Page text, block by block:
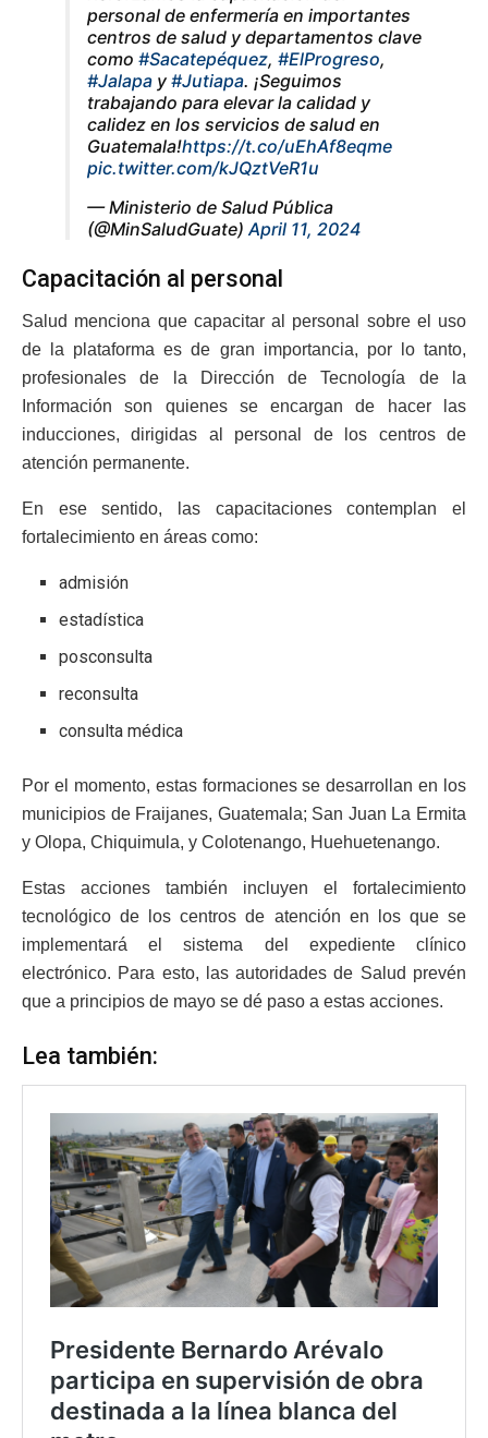
personal de enfermería en importantes
centros de salud y departamentos clave
como #Sacatepéquez, #ElProgreso,
#Jalapa y #Jutiapa. ¡Seguimos
trabajando para elevar la calidad y
calidez en los servicios de salud en
Guatemala!https://t.co/uEhAf8eqme
pic.twitter.com/kJQztVeR1u
— Ministerio de Salud Pública
(@MinSaludGuate) April 11, 2024
Capacitación al personal
Salud menciona que capacitar al personal sobre el uso
de la plataforma es de gran importancia, por lo tanto,
profesionales de la Dirección de Tecnología de la
Información son quienes se encargan de hacer las
inducciones, dirigidas al personal de los centros de
atención permanente.
En ese sentido, las capacitaciones contemplan el
fortalecimiento en áreas como:
admisión
estadística
posconsulta
reconsulta
consulta médica
Por el momento, estas formaciones se desarrollan en los
municipios de Fraijanes, Guatemala; San Juan La Ermita
y Olopa, Chiquimula, y Colotenango, Huehuetenango.
Estas acciones también incluyen el fortalecimiento
tecnológico de los centros de atención en los que se
implementará el sistema del expediente clínico
electrónico. Para esto, las autoridades de Salud prevén
que a principios de mayo se dé paso a estas acciones.
Lea también: